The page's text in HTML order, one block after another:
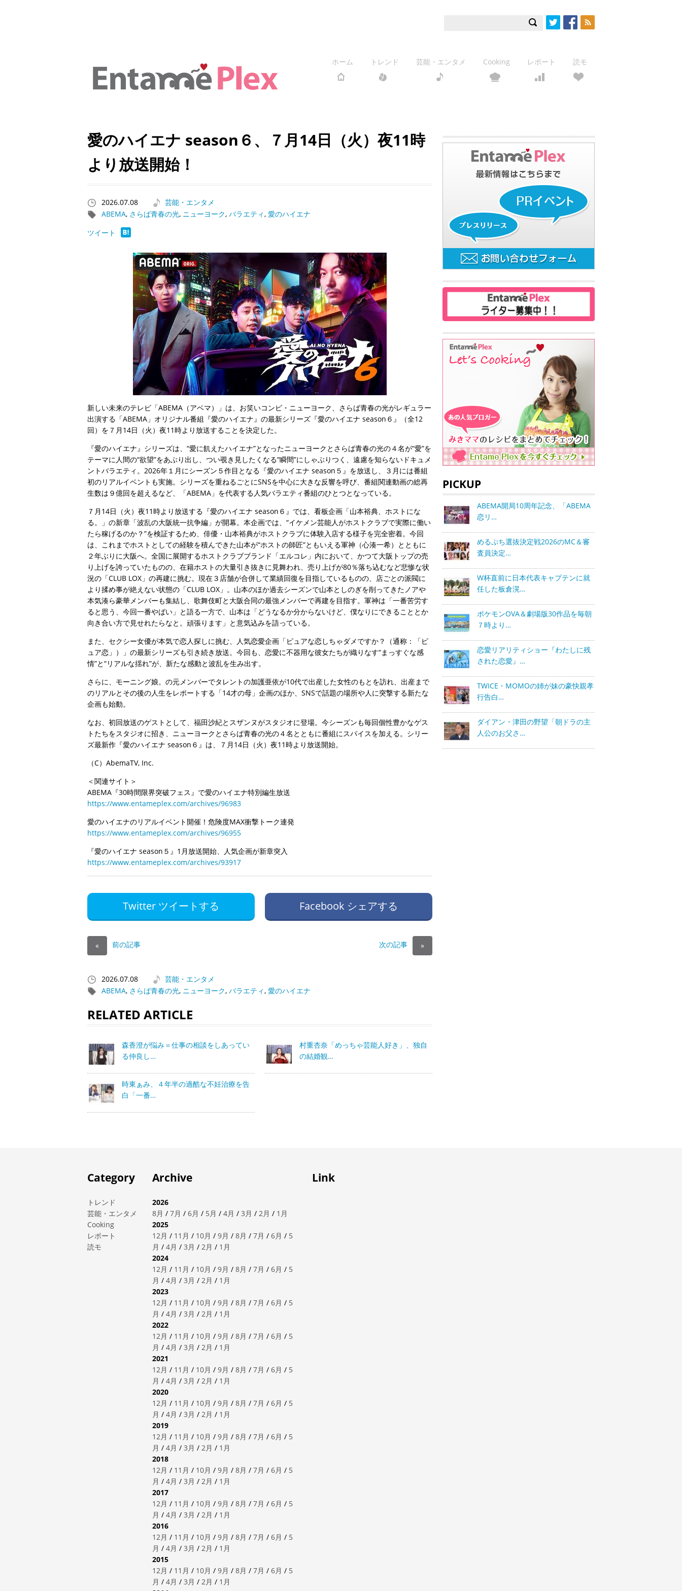
ホーム トレンド 芸能・エンタメ Cooking レポート 読モ
愛のハイエナ season６、７月14日（火）夜11時
より放送開始！
2026.07.08
芸能・エンタメ
ABEMA, さらば青春の光, ニューヨーク, バラエティ, 愛のハイエナ
ツイート
新しい未来のテレビ「ABEMA（アベマ）」は、お笑いコンビ・ニューヨーク、さらば青春の光がレギュラー
出演する「ABEMA」オリジナル番組『愛のハイエナ』の最新シリーズ『愛のハイエナ season６』（全12
回）を７月14日（火）夜11時より放送することを決定した。
『愛のハイエナ』シリーズは、“愛に飢えたハイエナ”となったニューヨークとさらば青春の光の４名が“愛”を
テーマに人間の“欲望”をあぶり出し、つい覗き見したくなる“瞬間”にしゃぶりつく、遠慮を知らないドキュメ
ントバラエティ。2026年１月にシーズン５作目となる『愛のハイエナ season５』を放送し、３月には番組
初のリアルイベントも実施。シリーズを重ねるごとにSNSを中心に大きな反響を呼び、番組関連動画の総再
生数は９億回を超えるなど、「ABEMA」を代表する人気バラエティ番組のひとつとなっている。
７月14日（火）夜11時より放送する『愛のハイエナ season６』では、看板企画「山本裕典、ホストにな
る。」の新章「波乱の大阪統一抗争編」が開幕。本企画では、“イケメン芸能人がホストクラブで実際に働い
たら稼げるのか？”を検証するため、俳優・山本裕典がホストクラブに体験入店する様子を完全密着。今回
は、これまでホストとしての経験を積んできた山本が“ホストの師匠”ともいえる軍神（心湊一希）とともに
２年ぶりに大阪へ。全国に展開するホストクラブブランド「エルコレ」内において、かつて大阪トップの売
り上げを誇っていたものの、在籍ホストの大量引き抜きに見舞われ、売り上げが80％落ち込むなど悲惨な状
況の「CLUB LOX」の再建に挑む。現在３店舗が合併して業績回復を目指しているものの、店ごとの派閥に
より揉め事が絶えない状態の「CLUB LOX」。山本のほか過去シーズンで山本としのぎを削ってきたノアや
本気湊ら豪華メンバーも集結し、歌舞伎町と大阪合同の最強メンバーで再建を目指す。軍神は「一番苦労す
ると思う、今回一番やばい」と語る一方で、山本は「どうなるか分からないけど、僕なりにできることとか
向き合い方で見せれたらなと。頑張ります」と意気込みを語っている。
また、セクシー女優が本気で恋人探しに挑む、人気恋愛企画「ピュアな恋しちゃダメですか？（通称：「ピ
ュア恋」）」の最新シリーズも引き続き放送。今回も、恋愛に不器用な彼女たちが織りなす“まっすぐな感
情”と“リアルな揺れ”が、新たな感動と波乱を生み出す。
さらに、モーニング娘。の元メンバーでタレントの加護亜依が10代で出産した女性のもとを訪れ、出産まで
のリアルとその後の人生をレポートする「14才の母」企画のほか、SNSで話題の場所や人に突撃する新たな
企画も始動。
なお、初回放送のゲストとして、福田沙紀とスザンヌがスタジオに登場。今シーズンも毎回個性豊かなゲス
トたちをスタジオに招き、ニューヨークとさらば青春の光の４名とともに番組にスパイスを加える。シリー
ズ最新作『愛のハイエナ season６』は、７月14日（火）夜11時より放送開始。
（C）AbemaTV, Inc.
＜関連サイト＞
ABEMA『30時間限界突破フェス』で愛のハイエナ特別編生放送
https://www.entameplex.com/archives/96983
愛のハイエナのリアルイベント開催！危険度MAX衝撃トーク連発
https://www.entameplex.com/archives/96955
『愛のハイエナ season５』1月放送開始、人気企画が新章突入
https://www.entameplex.com/archives/93917
Twitter ツイートする Facebook シェアする
« 前の記事 次の記事 »
2026.07.08
芸能・エンタメ
ABEMA, さらば青春の光, ニューヨーク, バラエティ, 愛のハイエナ
RELATED ARTICLE
森香澄が悩み＝仕事の相談をしあってい
る仲良し…
村重杏奈「めっちゃ芸能人好き」、独自
の結婚観…
時東ぁみ、４年半の過酷な不妊治療を告
白「一番…
PICKUP
ABEMA開局10周年記念、「ABEMA
恋リ…
めるぷち選抜決定戦2026のMC＆審
査員決定…
W杯直前に日本代表キャプテンに就
任した板倉滉…
ポケモンOVA＆劇場版30作品を毎朝
７時より…
恋愛リアリティショー『わたしに残
された恋愛』…
TWICE・MOMOの姉が妹の豪快親孝
行告白…
ダイアン・津田の野望「朝ドラの主
人公のお父さ…
Category
トレンド
芸能・エンタメ
Cooking
レポート
読モ
Archive
2026
8月 / 7月 / 6月 / 5月 / 4月 / 3月 / 2月 / 1月
2025
12月 / 11月 / 10月 / 9月 / 8月 / 7月 / 6月 / 5
月 / 4月 / 3月 / 2月 / 1月
2024
12月 / 11月 / 10月 / 9月 / 8月 / 7月 / 6月 / 5
月 / 4月 / 3月 / 2月 / 1月
2023
12月 / 11月 / 10月 / 9月 / 8月 / 7月 / 6月 / 5
月 / 4月 / 3月 / 2月 / 1月
2022
12月 / 11月 / 10月 / 9月 / 8月 / 7月 / 6月 / 5
月 / 4月 / 3月 / 2月 / 1月
2021
12月 / 11月 / 10月 / 9月 / 8月 / 7月 / 6月 / 5
月 / 4月 / 3月 / 2月 / 1月
2020
12月 / 11月 / 10月 / 9月 / 8月 / 7月 / 6月 / 5
月 / 4月 / 3月 / 2月 / 1月
2019
12月 / 11月 / 10月 / 9月 / 8月 / 7月 / 6月 / 5
月 / 4月 / 3月 / 2月 / 1月
2018
12月 / 11月 / 10月 / 9月 / 8月 / 7月 / 6月 / 5
月 / 4月 / 3月 / 2月 / 1月
2017
12月 / 11月 / 10月 / 9月 / 8月 / 7月 / 6月 / 5
月 / 4月 / 3月 / 2月 / 1月
2016
12月 / 11月 / 10月 / 9月 / 8月 / 7月 / 6月 / 5
月 / 4月 / 3月 / 2月 / 1月
2015
12月 / 11月 / 10月 / 9月 / 8月 / 7月 / 6月 / 5
月 / 4月 / 3月 / 2月 / 1月
Link